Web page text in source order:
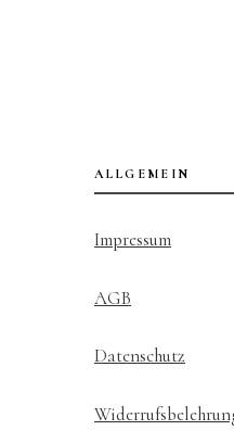
ALLGEMEIN
Impressum
AGB
Datenschutz